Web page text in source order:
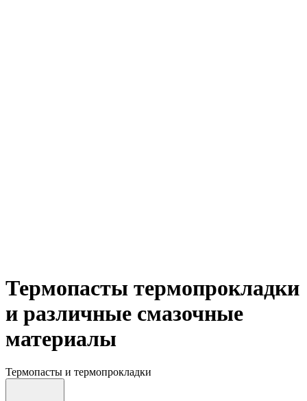
Термопасты термопрокладки
и различные смазочные
материалы
Термопасты и термопрокладки